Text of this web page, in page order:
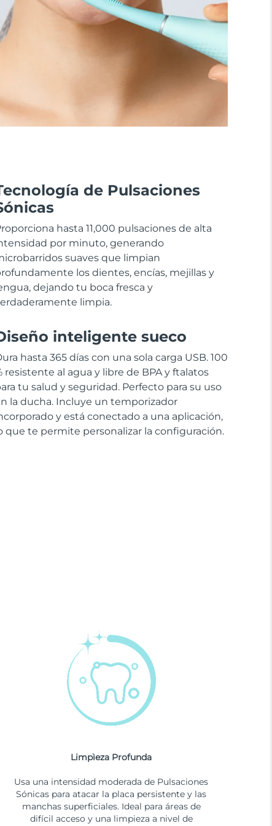
de Pulsaciones
hasta 11,000 pulsaciones de alta
por minuto, generando
suaves que limpian
los dientes, encías, mejillas y
dejando tu boca fresca y
limpia.
inteligente sueco
hasta 365 días con una sola carga USB. 100
resistente al agua y libre de BPA y ftalatos
tu salud y seguridad. Perfecto para su uso
la ducha. Incluye un temporizador
y está conectado a una aplicación,
que te permite personalizar la configuración.
Limpìeza Profunda
Usa una intensidad moderada de Pulsaciones
Sónicas para atacar la placa persistente y las
manchas superficiales. Ideal para áreas de
difícil acceso y una limpieza a nivel de